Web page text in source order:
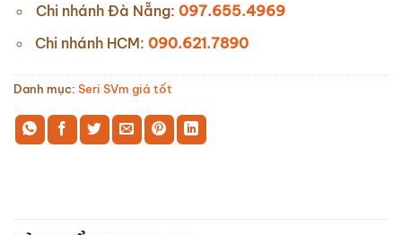
Chi nhánh Đà Nẵng: 097.655.4969
Chi nhánh HCM: 090.621.7890
Danh mục: Seri SVm giá tốt